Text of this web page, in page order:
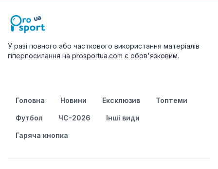
У разі повного або часткового використання матеріалів
гіперпосилання на prosportua.com є обов'язковим.
Головна Новини Ексклюзив Топтеми
Футбол ЧС-2026 Інші види
Гаряча кнопка